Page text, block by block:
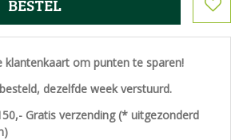
klantenkaart om punten te sparen!
dezelfde week verstuurd.
Gratis verzending (* uitgezonderd